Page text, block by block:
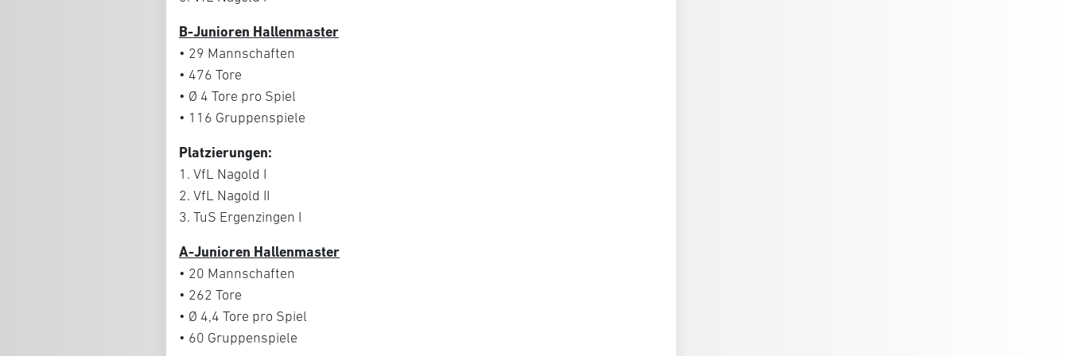
B-Junioren Hallenmaster
• 29 Mannschaften
• 476 Tore
• Ø 4 Tore pro Spiel
• 116 Gruppenspiele
Platzierungen:
1. VfL Nagold I
2. VfL Nagold II
3. TuS Ergenzingen I
A-Junioren Hallenmaster
• 20 Mannschaften
• 262 Tore
• Ø 4,4 Tore pro Spiel
• 60 Gruppenspiele